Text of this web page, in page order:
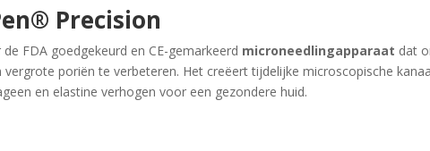
Precision
FDA goedgekeurd en CE-gemarkeerd microneedlingapparaat dat
poriën te verbeteren. Het creëert tijdelijke microscopische
en elastine verhogen voor een gezondere huid.